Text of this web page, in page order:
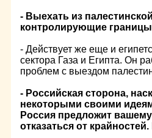
- Выехать из
контролирующие
- Действует же еще и
сектора Газа и Египта. Он
проблем с выездом
- Российская сторона,
некоторыми своими
Россия предложит
отказаться от